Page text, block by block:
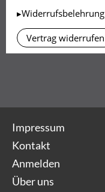
▸Widerrufsbelehrung
Vertrag widerrufen
Impressum
Kontakt
Anmelden
Über uns